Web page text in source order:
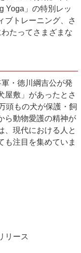
Yoga」の特別レッ
ブトレーニング、さ
たってさまざまな
・徳川綱吉公が発
屋敷」があったとさ
頭もの犬が保護・飼
ら動物愛護の精神が
、現代における人と
も注目を集めていま
リース